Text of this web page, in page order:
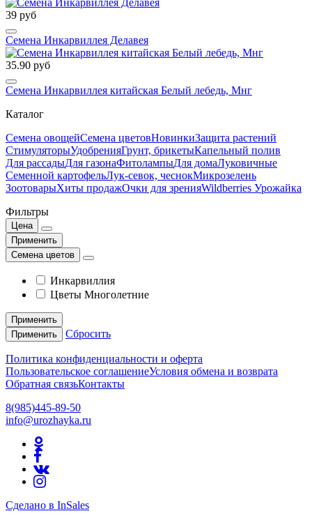
39 руб
Семена Инкарвиллея Делавея
35.90 руб
Семена Инкарвиллея китайская Белый лебедь, Мнг
Каталог
Семена овощейСемена цветовНовинкиЗащита растений
СтимуляторыУдобренияГрунт, брикетыКапельный полив
Для рассадыДля газонаФитолампыДля домаЛуковичные
Семенной картофельЛук-севок, чеснокМикрозелень
ЗоотоварыХиты продажОчки для зренияWildberries Урожайка
Фильтры
Цена
Применить
Семена цветов
Инкарвиллия
Цветы Многолетние
Применить
Применить
Сбросить
Политика конфиденциальности и оферта
Пользовательское соглашениеУсловия обмена и возврата
Обратная связьКонтакты
8(985)445-89-50
info@urozhayka.ru
Сделано в InSales